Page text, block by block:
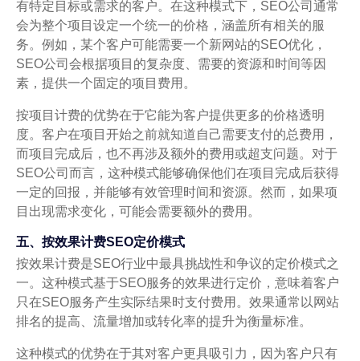
有特定目标或需求的客户。在这种模式下，SEO公司通常
会为整个项目设定一个统一的价格，涵盖所有相关的服
务。例如，某个客户可能需要一个新网站的SEO优化，
SEO公司会根据项目的复杂度、需要的资源和时间等因
素，提供一个固定的项目费用。
按项目计费的优势在于它能为客户提供更多的价格透明
度。客户在项目开始之前就知道自己需要支付的总费用，
而项目完成后，也不再涉及额外的费用或超支问题。对于
SEO公司而言，这种模式能够确保他们在项目完成后获得
一定的回报，并能够有效管理时间和资源。然而，如果项
目出现需求变化，可能会需要额外的费用。
五、按效果计费SEO定价模式
按效果计费是SEO行业中最具挑战性和争议的定价模式之
一。这种模式基于SEO服务的效果进行定价，意味着客户
只在SEO服务产生实际结果时支付费用。效果通常以网站
排名的提高、流量增加或转化率的提升为衡量标准。
这种模式的优势在于其对客户更具吸引力，因为客户只有